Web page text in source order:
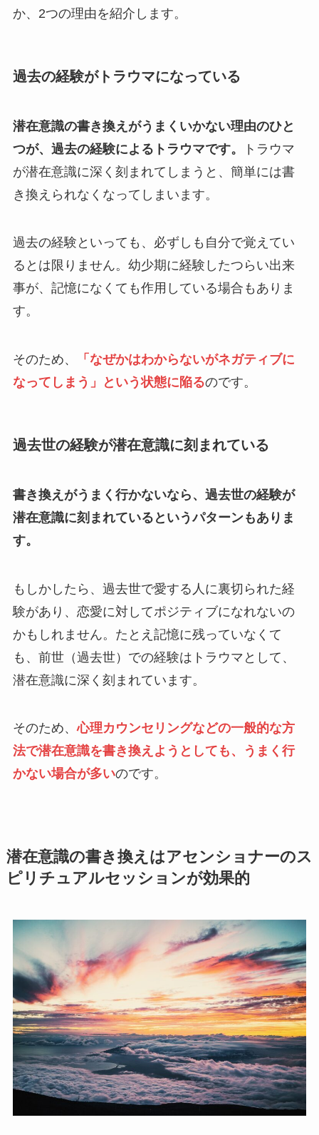
か、2つの理由を紹介します。
過去の経験がトラウマになっている
潜在意識の書き換えがうまくいかない理由のひと
つが、過去の経験によるトラウマです。
トラウマ
が潜在意識に深く刻まれてしまうと、簡単には書
き換えられなくなってしまいます。
過去の経験といっても、必ずしも自分で覚えてい
るとは限りません。幼少期に経験したつらい出来
事が、記憶になくても作用している場合もありま
す。
そのため、
「なぜかはわからないがネガティブに
なってしまう」という状態に陥るのです。
過去世の経験が潜在意識に刻まれている
書き換えがうまく行かないなら、過去世の経験が
潜在意識に刻まれているというパターンもありま
す。
もしかしたら、過去世で愛する人に裏切られた経
験があり、恋愛に対してポジティブになれないの
かもしれません。たとえ記憶に残っていなくて
も、前世（過去世）での経験はトラウマとして、
潜在意識に深く刻まれています。
そのため、心理カウンセリングなどの一般的な方
法で潜在意識を書き換えようとしても、うまく行
かない場合が多いのです。
潜在意識の書き換えはアセンショナーのス
ピリチュアルセッションが効果的